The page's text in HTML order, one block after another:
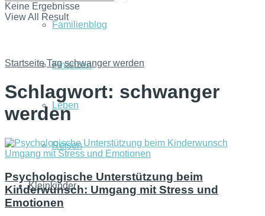
Familienblog
Finanzen
Leben
Reisen
Kleinkinder
Keine Ergebnisse
View All Result
Startseite Tag schwanger werden
Schlagwort: schwanger
werden
Psychologische Unterstützung beim
Kinderwunsch: Umgang mit Stress und
Emotionen